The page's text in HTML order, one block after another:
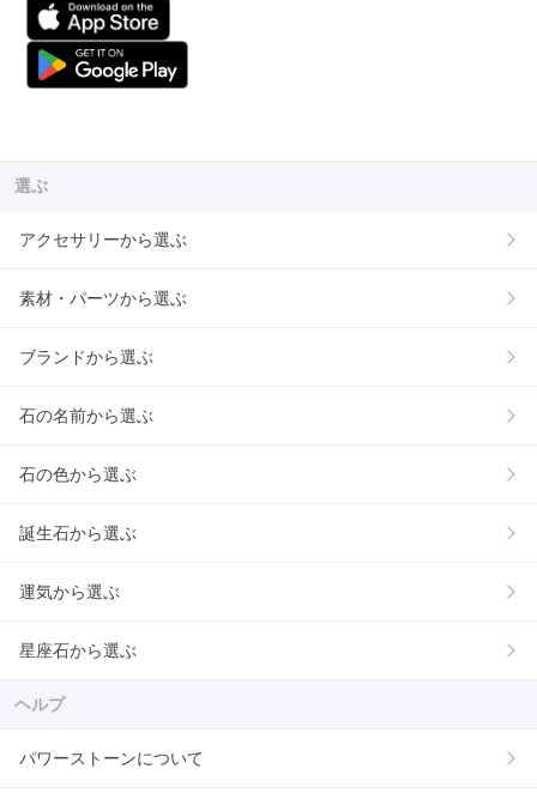
選ぶ
アクセサリーから選ぶ
素材・パーツから選ぶ
ブランドから選ぶ
石の名前から選ぶ
石の色から選ぶ
誕生石から選ぶ
運気から選ぶ
星座石から選ぶ
ヘルプ
パワーストーンについて